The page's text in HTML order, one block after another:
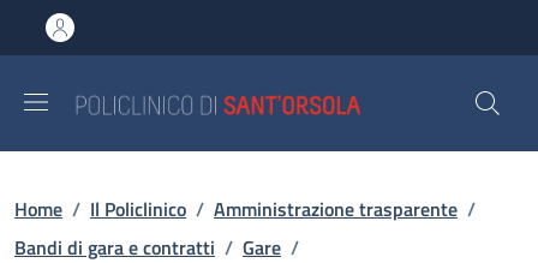
al contenuto principale
to footer content
Briciole di pane
Home / Il Policlinico / Amministrazione trasparente /
Bandi di gara e contratti / Gare /